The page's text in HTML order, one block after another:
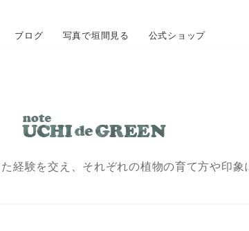
ブログ 写真で垣間見る 公式ショップ
経験を交え、 それぞれの植物の育て方や印象